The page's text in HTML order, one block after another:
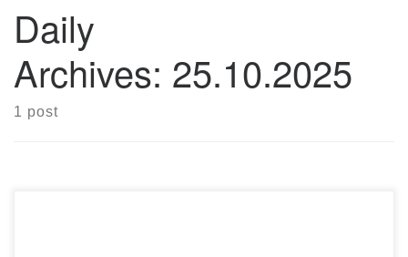
Daily
Archives: 25.10.2025
1 post